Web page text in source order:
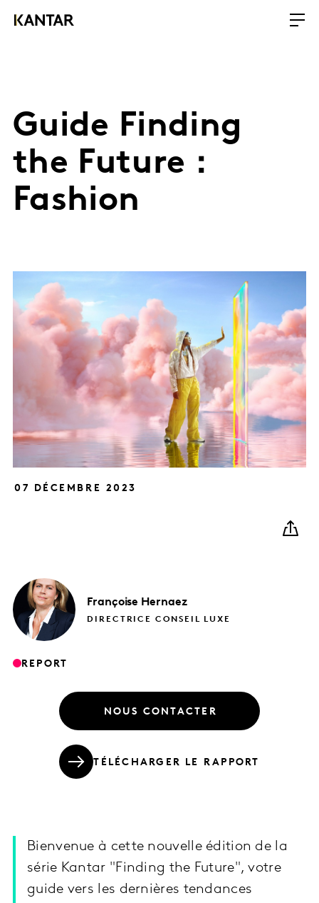
Guide Finding
the Future :
Fashion
07 DÉCEMBRE 2023
Françoise Hernaez
DIRECTRICE CONSEIL LUXE
REPORT
NOUS CONTACTER
TÉLÉCHARGER LE RAPPORT
Bienvenue à cette nouvelle édition de la
série Kantar "Finding the Future", votre
guide vers les dernières tendances